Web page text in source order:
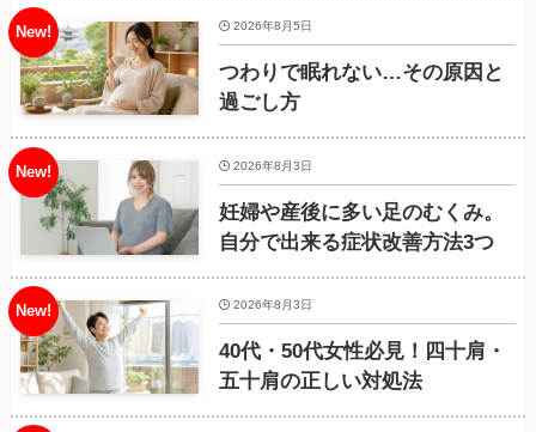
つわりで眠れない…その原因と
過ごし方
2026年8月5日
妊婦や産後に多い足のむくみ。
自分で出来る症状改善方法3つ
2026年8月3日
40代・50代女性必見！四十肩・
五十肩の正しい対処法
2026年8月3日